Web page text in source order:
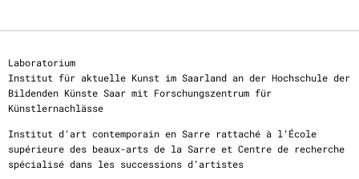
Laboratorium
Institut für aktuelle Kunst im Saarland an der Hochschule der
Bildenden Künste Saar mit Forschungszentrum für
Künstlernachlässe
Institut d‘art contemporain en Sarre rattaché à l‘École
supérieure des beaux-arts de la Sarre et Centre de recherche
spécialisé dans les successions d‘artistes